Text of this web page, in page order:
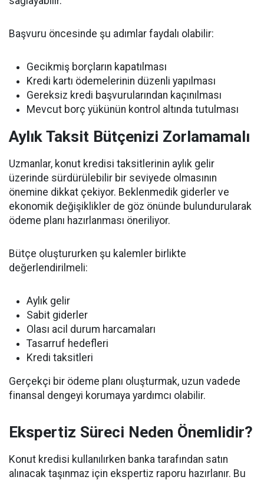
Başvuru öncesinde şu adımlar faydalı olabilir:
Gecikmiş borçların kapatılması
Kredi kartı ödemelerinin düzenli yapılması
Gereksiz kredi başvurularından kaçınılması
Mevcut borç yükünün kontrol altında tutulması
Aylık Taksit Bütçenizi Zorlamamalı
Uzmanlar, konut kredisi taksitlerinin aylık gelir
üzerinde sürdürülebilir bir seviyede olmasının
önemine dikkat çekiyor. Beklenmedik giderler ve
ekonomik değişiklikler de göz önünde bulundurularak
ödeme planı hazırlanması öneriliyor.
Bütçe oluştururken şu kalemler birlikte
değerlendirilmeli:
Aylık gelir
Sabit giderler
Olası acil durum harcamaları
Tasarruf hedefleri
Kredi taksitleri
Gerçekçi bir ödeme planı oluşturmak, uzun vadede
finansal dengeyi korumaya yardımcı olabilir.
Ekspertiz Süreci Neden Önemlidir?
Konut kredisi kullanılırken banka tarafından satın
alınacak taşınmaz için ekspertiz raporu hazırlanır. Bu